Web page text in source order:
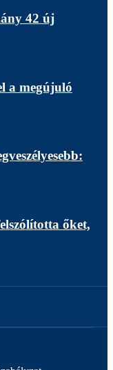
42 új
a megújuló
őket,